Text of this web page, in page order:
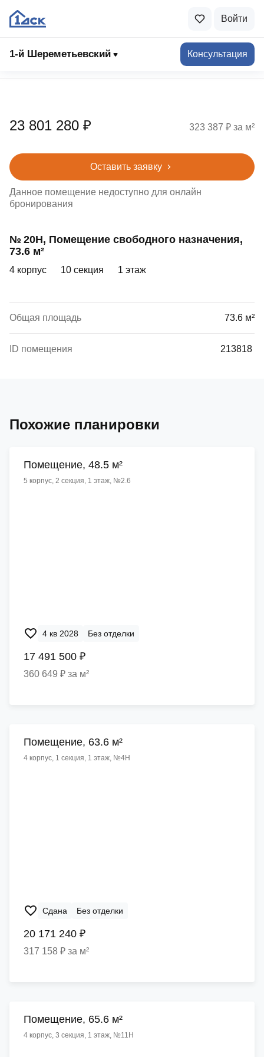
Войти
1‑й Шереметьевский Консультация
Подбор помещений
23 801 280 ₽ 323 387 ₽ за м²
Оставить заявку
Данное помещение недоступно для онлайн
бронирования
№ 20Н, Помещение свободного назначения,
73.6 м²
4 корпус 10 секция 1 этаж
Общая площадь 73.6 м²
ID помещения 213818
Похожие планировки
Помещение, 48.5 м²
5 корпус, 2 секция, 1 этаж, №2.6
4 кв 2028 Без отделки
17 491 500 ₽
360 649 ₽ за м²
Помещение, 63.6 м²
4 корпус, 1 секция, 1 этаж, №4Н
Сдана Без отделки
20 171 240 ₽
317 158 ₽ за м²
Помещение, 65.6 м²
4 корпус, 3 секция, 1 этаж, №11Н